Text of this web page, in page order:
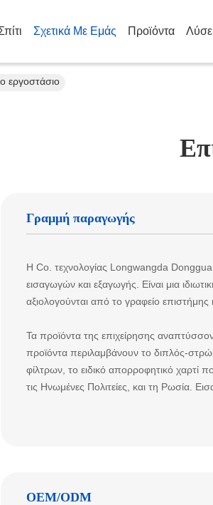
Σχετικά Με Εμάς Προϊόντα
εργοστάσιο
Γραμμή παραγωγής
Η Co. τεχνολογίας Longwangda
εισαγωγών και εξαγωγής. Είναι μια
αξιολογούνται από το γραφείο επιστήμης
Τα προϊόντα της επιχείρησης
προϊόντα περιλαμβάνουν το διπλός-
φίλτρων, το ειδικό απορροφητικό χαρτί
τις Ηνωμένες Πολιτείες, και τη Ρωσία.
OEM/ODM